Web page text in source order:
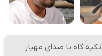
تکیه گاه با صدای مهیار